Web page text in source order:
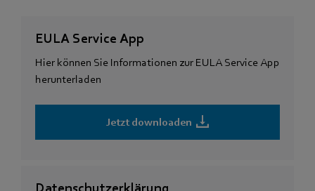
EULA Service App
Hier können Sie Informationen zur EULA Service App
herunterladen
Jetzt downloaden